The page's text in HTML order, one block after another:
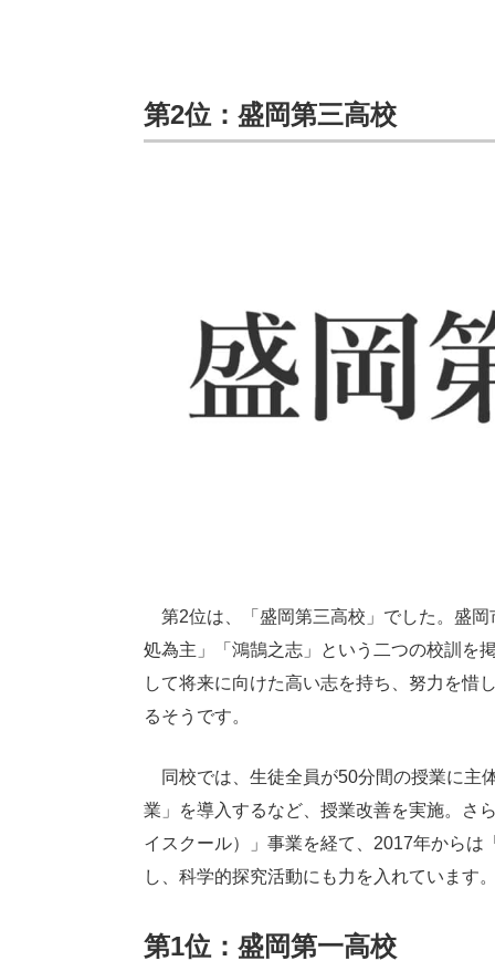
第2位：盛岡第三高校
第2位は、「盛岡第三高校」でした。盛
処為主」「鴻鵠之志」という二つの校訓を
して将来に向けた高い志を持ち、努力を惜
るそうです。
同校では、生徒全員が50分間の授業に主
業」を導入するなど、授業改善を実施。さ
イスクール）」事業を経て、2017年から
し、科学的探究活動にも力を入れています
第1位：盛岡第一高校